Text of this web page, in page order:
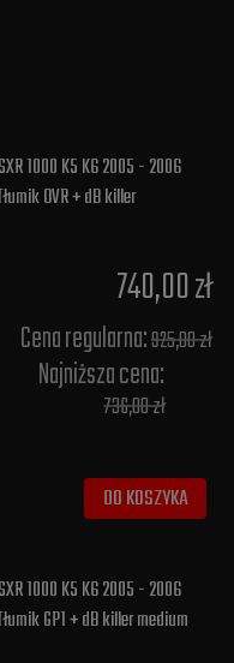
1000 K5 K6 2005 - 2006
OVR + dB killer
740,00 zł
Cena regularna:925,00 zł
Najniższa cena:
736,00 zł
DO KOSZYKA
1000 K5 K6 2005 - 2006
GP1 + dB killer medium